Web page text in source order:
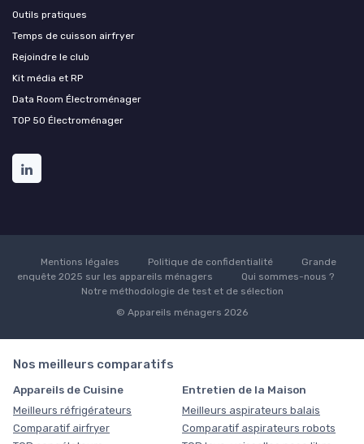
Outils pratiques
Temps de cuisson airfryer
Rejoindre le club
Kit média et RP
Data Room Électroménager
TOP 50 Électroménager
Mentions légales Politique de confidentialité
Grande
enquête 2025 sur les appareils ménagers
Qui sommes-nous ?
Notre méthodologie de test et de sélection
© Appareils ménagers 2026
Nos meilleurs comparatifs
Appareils de Cuisine
Meilleurs réfrigérateurs
Comparatif airfryer
Entretien de la Maison
Meilleurs aspirateurs balais
Comparatif aspirateurs robots